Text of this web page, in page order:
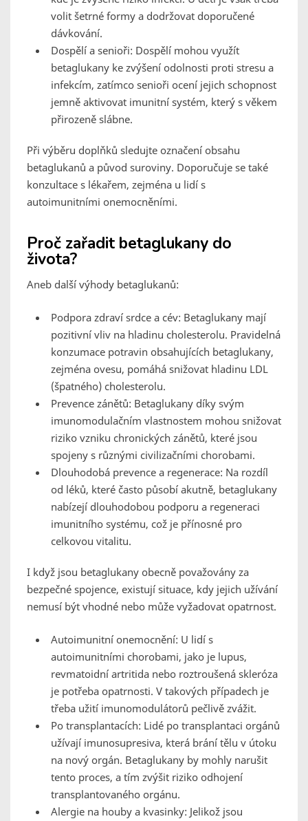
volit šetrné formy a dodržovat doporučené
dávkování.
Dospělí a senioři: Dospělí mohou využít
betaglukany ke zvýšení odolnosti proti stresu a
infekcím, zatímco senioři ocení jejich schopnost
jemně aktivovat imunitní systém, který s věkem
přirozeně slábne.
Při výběru doplňků sledujte označení obsahu
betaglukanů a původ suroviny. Doporučuje se také
konzultace s lékařem, zejména u lidí s
autoimunitními onemocněními.
Proč zařadit betaglukany do
života?
Aneb další výhody betaglukanů:
Podpora zdraví srdce a cév: Betaglukany mají
pozitivní vliv na hladinu cholesterolu. Pravidelná
konzumace potravin obsahujících betaglukany,
zejména ovesu, pomáhá snižovat hladinu LDL
(špatného) cholesterolu.
Prevence zánětů: Betaglukany díky svým
imunomodulačním vlastnostem mohou snižovat
riziko vzniku chronických zánětů, které jsou
spojeny s různými civilizačními chorobami.
Dlouhodobá prevence a regenerace: Na rozdíl
od léků, které často působí akutně, betaglukany
nabízejí dlouhodobou podporu a regeneraci
imunitního systému, což je přínosné pro
celkovou vitalitu.
I když jsou betaglukany obecně považovány za
bezpečné spojence, existují situace, kdy jejich užívání
nemusí být vhodné nebo může vyžadovat opatrnost.
Autoimunitní onemocnění: U lidí s
autoimunitními chorobami, jako je lupus,
revmatoidní artritida nebo roztroušená skleróza
je potřeba opatrnosti. V takových případech je
třeba užití imunomodulátorů pečlivě zvážit.
Po transplantacích: Lidé po transplantaci orgánů
užívají imunosupresiva, která brání tělu v útoku
na nový orgán. Betaglukany by mohly narušit
tento proces, a tím zvýšit riziko odhojení
transplantovaného orgánu.
Alergie na houby a kvasinky: Jelikož jsou